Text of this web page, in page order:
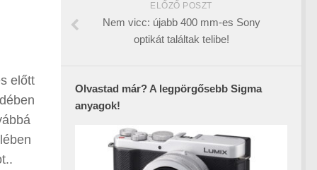
előtt
ELŐZŐ POSZT
Nem vicc: újabb 400 mm-es Sony
optikát találtak telibe!
Olvastad már? A legpörgősebb Sigma
anyagok!